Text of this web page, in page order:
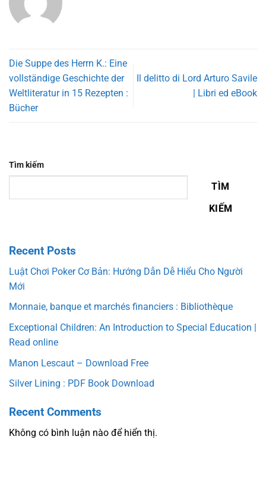
Die Suppe des Herrn K.: Eine
vollständige Geschichte der
Weltliteratur in 15 Rezepten :
Bücher
Il delitto di Lord Arturo Savile
| Libri ed eBook
Tìm kiếm
TÌM
KIẾM
Recent Posts
Luật Chơi Poker Cơ Bản: Hướng Dẫn Dễ Hiểu Cho Người
Mới
Monnaie, banque et marchés financiers : Bibliothèque
Exceptional Children: An Introduction to Special Education |
Read online
Manon Lescaut – Download Free
Silver Lining : PDF Book Download
Recent Comments
Không có bình luận nào để hiển thị.